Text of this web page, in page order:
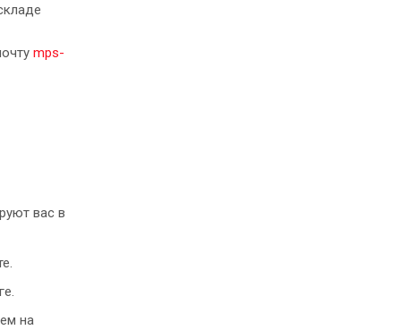
mps-
вас в
на